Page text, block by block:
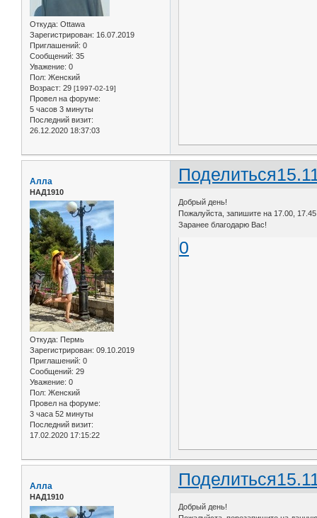
Откуда: Ottawa
Зарегистрирован: 16.07.2019
Приглашений: 0
Сообщений: 35
Уважение: 0
Пол: Женский
Возраст: 29 [1997-02-19]
Провел на форуме:
5 часов 3 минуты
Последний визит:
26.12.2020 18:37:03
Поделиться
Алла
НАД1910
Откуда: Пермь
Зарегистрирован: 09.10.2019
Приглашений: 0
Сообщений: 29
Уважение: 0
Пол: Женский
Провел на форуме:
3 часа 52 минуты
Последний визит:
17.02.2020 17:15:22
Добрый день!
Пожалуйста, запишите на 17.00,
Заранее благодарю Вас!
0
Поделиться
Алла
НАД1910
Добрый день!